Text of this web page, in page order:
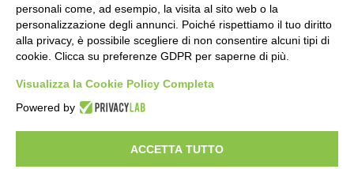
ACCESSORI
SEGNALAZIONI
AREA CLIENTI
CONDIZIONI DI VENDITA
RAEE
personali come, ad esempio, la visita al sito web o la
personalizzazione degli annunci. Poiché rispettiamo il tuo diritto
alla privacy, è possibile scegliere di non consentire alcuni tipi di
cookie. Clicca su preferenze GDPR per saperne di più.
Visualizza la Cookie Policy Completa
Powered by
ACCETTA TUTTO